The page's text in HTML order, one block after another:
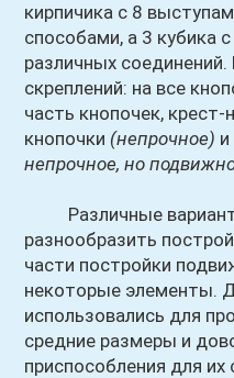
кирпичика с 8
способами, а 3 кубика
различных
скреплений: на все
часть кнопочек, крест-
кнопочки (непрочное)
непрочное, но
Различные
разнообразить
части постройки
некоторые элементы.
использовались для
средние размеры и
приспособления для их